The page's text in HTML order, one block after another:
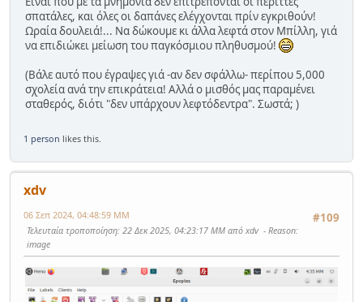
σπατάλες, και όλες οι δαπάνες ελέγχονται πρίν εγκριθούν!
Ωραία δουλειά!... Να δώκουμε κι άλλα λεφτά στον Μπίλλη, γιά
να επιδιώκει μείωση του παγκόσμιου πληθυσμού!
(Βάλε αυτό που έγραψες γιά -αν δεν σφάλλω- περίπου 5,000
σχολεία ανά την επικράτεια! Αλλά ο μισθός μας παραμένει
σταθερός, διότι "δεν υπάρχουν λεφτόδεντρα". Σωστά; )
1 person likes this.
xdv
#109
06 Σεπ 2024, 04:48:59 ΜΜ
Τελευταία τροποποίηση: 22 Δεκ 2025, 04:23:17 ΜΜ από xdv Reason:
image